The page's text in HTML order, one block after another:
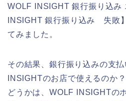
WOLF INSIGHT 銀行振り込み
INSIGHT 銀行振り込み 失敗
てみました。
その結果、銀行振り込みの支
INSIGHTのお店で使えるのか
どうかは、WOLF INSIGHTの